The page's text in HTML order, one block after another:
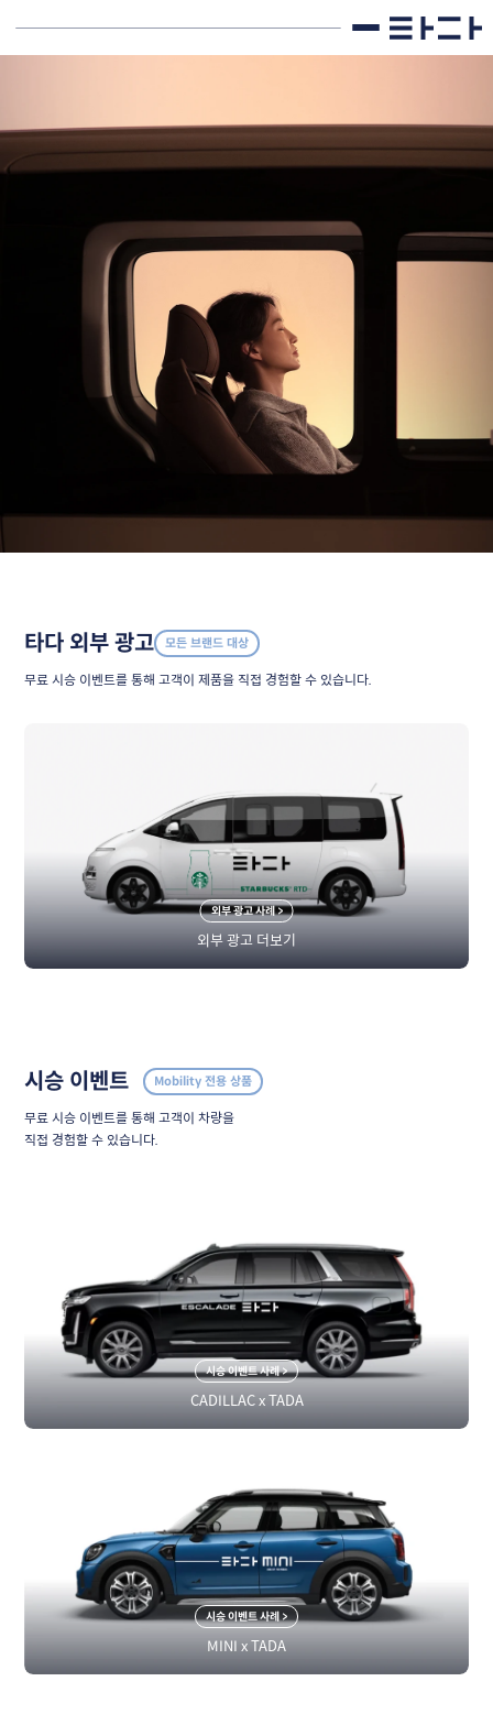
광고 제휴 문의
민감한 고객의 깊은 참여 경험
브랜드에게는 타겟팅된 고객 대상의 제품 경험을,
고객에게는 이동 중 특별한 이벤트를 제공합니다.
타다 외부 광고 모든 브랜드 대상
무료 시승 이벤트를 통해 고객이 제품을 직접 경험할 수 있습니다.
외부 광고 사례 >
외부 광고 더보기
시승 이벤트 Mobility 전용 상품
무료 시승 이벤트를 통해 고객이 차량을
직접 경험할 수 있습니다.
시승 이벤트 사례 >
CADILLAC x TADA
시승 이벤트 사례 >
MINI x TADA